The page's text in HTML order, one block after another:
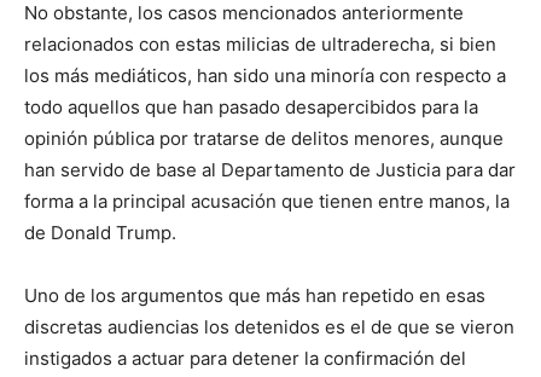
No obstante, los casos mencionados anteriormente
relacionados con estas milicias de ultraderecha, si bien
los más mediáticos, han sido una minoría con respecto a
todo aquellos que han pasado desapercibidos para la
opinión pública por tratarse de delitos menores, aunque
han servido de base al Departamento de Justicia para dar
forma a la principal acusación que tienen entre manos, la
de Donald Trump.
Uno de los argumentos que más han repetido en esas
discretas audiencias los detenidos es el de que se vieron
instigados a actuar para detener la confirmación del